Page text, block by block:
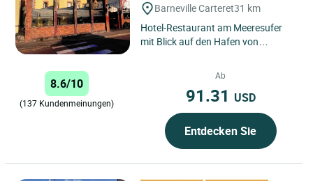
Barneville Carteret31 km
Hotel-Restaurant am Meeresufer
mit Blick auf den Hafen von
Traditionelle Küche aus lokalen
8.6/10
(137 Kundenmeinungen)
Ab
91.31 USD
Entdecken Sie